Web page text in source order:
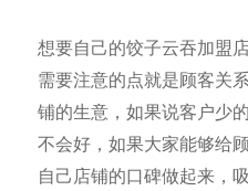
想要自己的饺子云吞加盟
需要注意的点就是顾客关
铺的生意，如果说客户少
不会好，如果大家能够给
自己店铺的口碑做起来，